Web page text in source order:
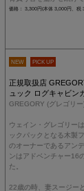
価格： 3,300円(本体 3,000円、税
NEW PICK UP
正規取扱店
ュック ログキャビン
GREGORY (グレゴリー
ウェイン・グレゴリー
ックパックとなる木製
のオーナーであるアン
ンはアドベンチャー16
た。
22歳の時、妻スージー